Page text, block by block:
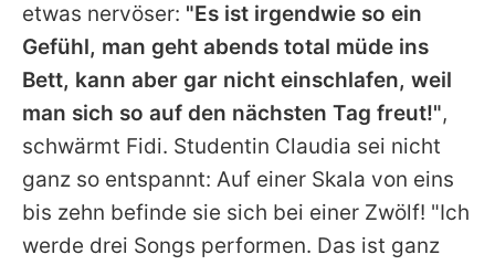
etwas nervöser: "Es ist irgendwie so ein
Gefühl, man geht abends total müde ins
Bett, kann aber gar nicht einschlafen, weil
man sich so auf den nächsten Tag freut!",
schwärmt Fidi. Studentin Claudia sei nicht
ganz so entspannt: Auf einer Skala von eins
bis zehn befinde sie sich bei einer Zwölf! "Ich
werde drei Songs performen. Das ist ganz